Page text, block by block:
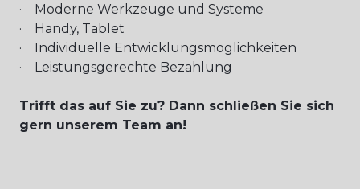
· Moderne Werkzeuge und Systeme
· Handy, Tablet
· Individuelle Entwicklungsmöglichkeiten
· Leistungsgerechte Bezahlung
Trifft das auf Sie zu? Dann schließen Sie sich
gern unserem Team an!